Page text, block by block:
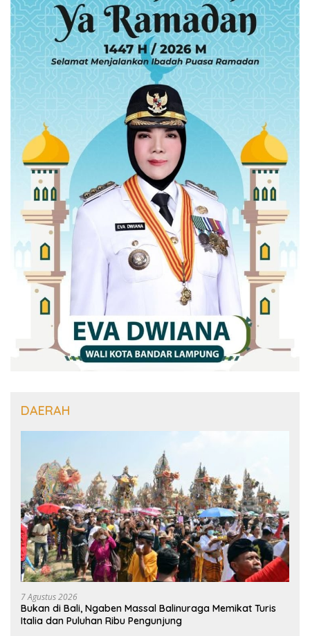
DAERAH
7 Agustus 2026
Bukan di Bali, Ngaben Massal Balinuraga Memikat Turis
Italia dan Puluhan Ribu Pengunjung